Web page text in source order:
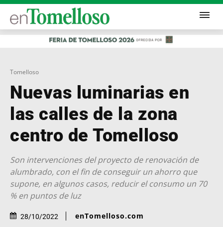
Tomelloso
Nuevas luminarias en
las calles de la zona
centro de Tomelloso
Son intervenciones del proyecto de renovación de
alumbrado, con el fin de conseguir un ahorro que
supone, en algunos casos, reducir el consumo un 70
% en puntos de luz
28/10/2022 enTomelloso.com